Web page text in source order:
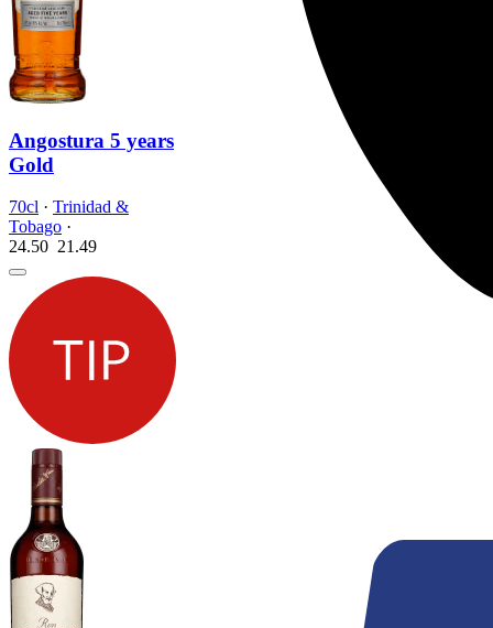
Angostura 5 years
Gold
70cl · Trinidad &
Tobago ·
24.50 21.49